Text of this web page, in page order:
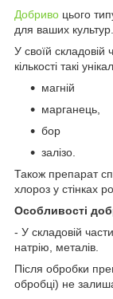
Добриво цього
для ваших культур.
У своїй складовій
кількості такі
магній
марганець,
бор
залізо.
Також препарат
хлороз у стінках
Особливості
- У складовій
натрію, металів.
Після обробки
обробці) не